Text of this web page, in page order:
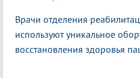
Врачи отделения
используют уникальное
восстановления здоровья